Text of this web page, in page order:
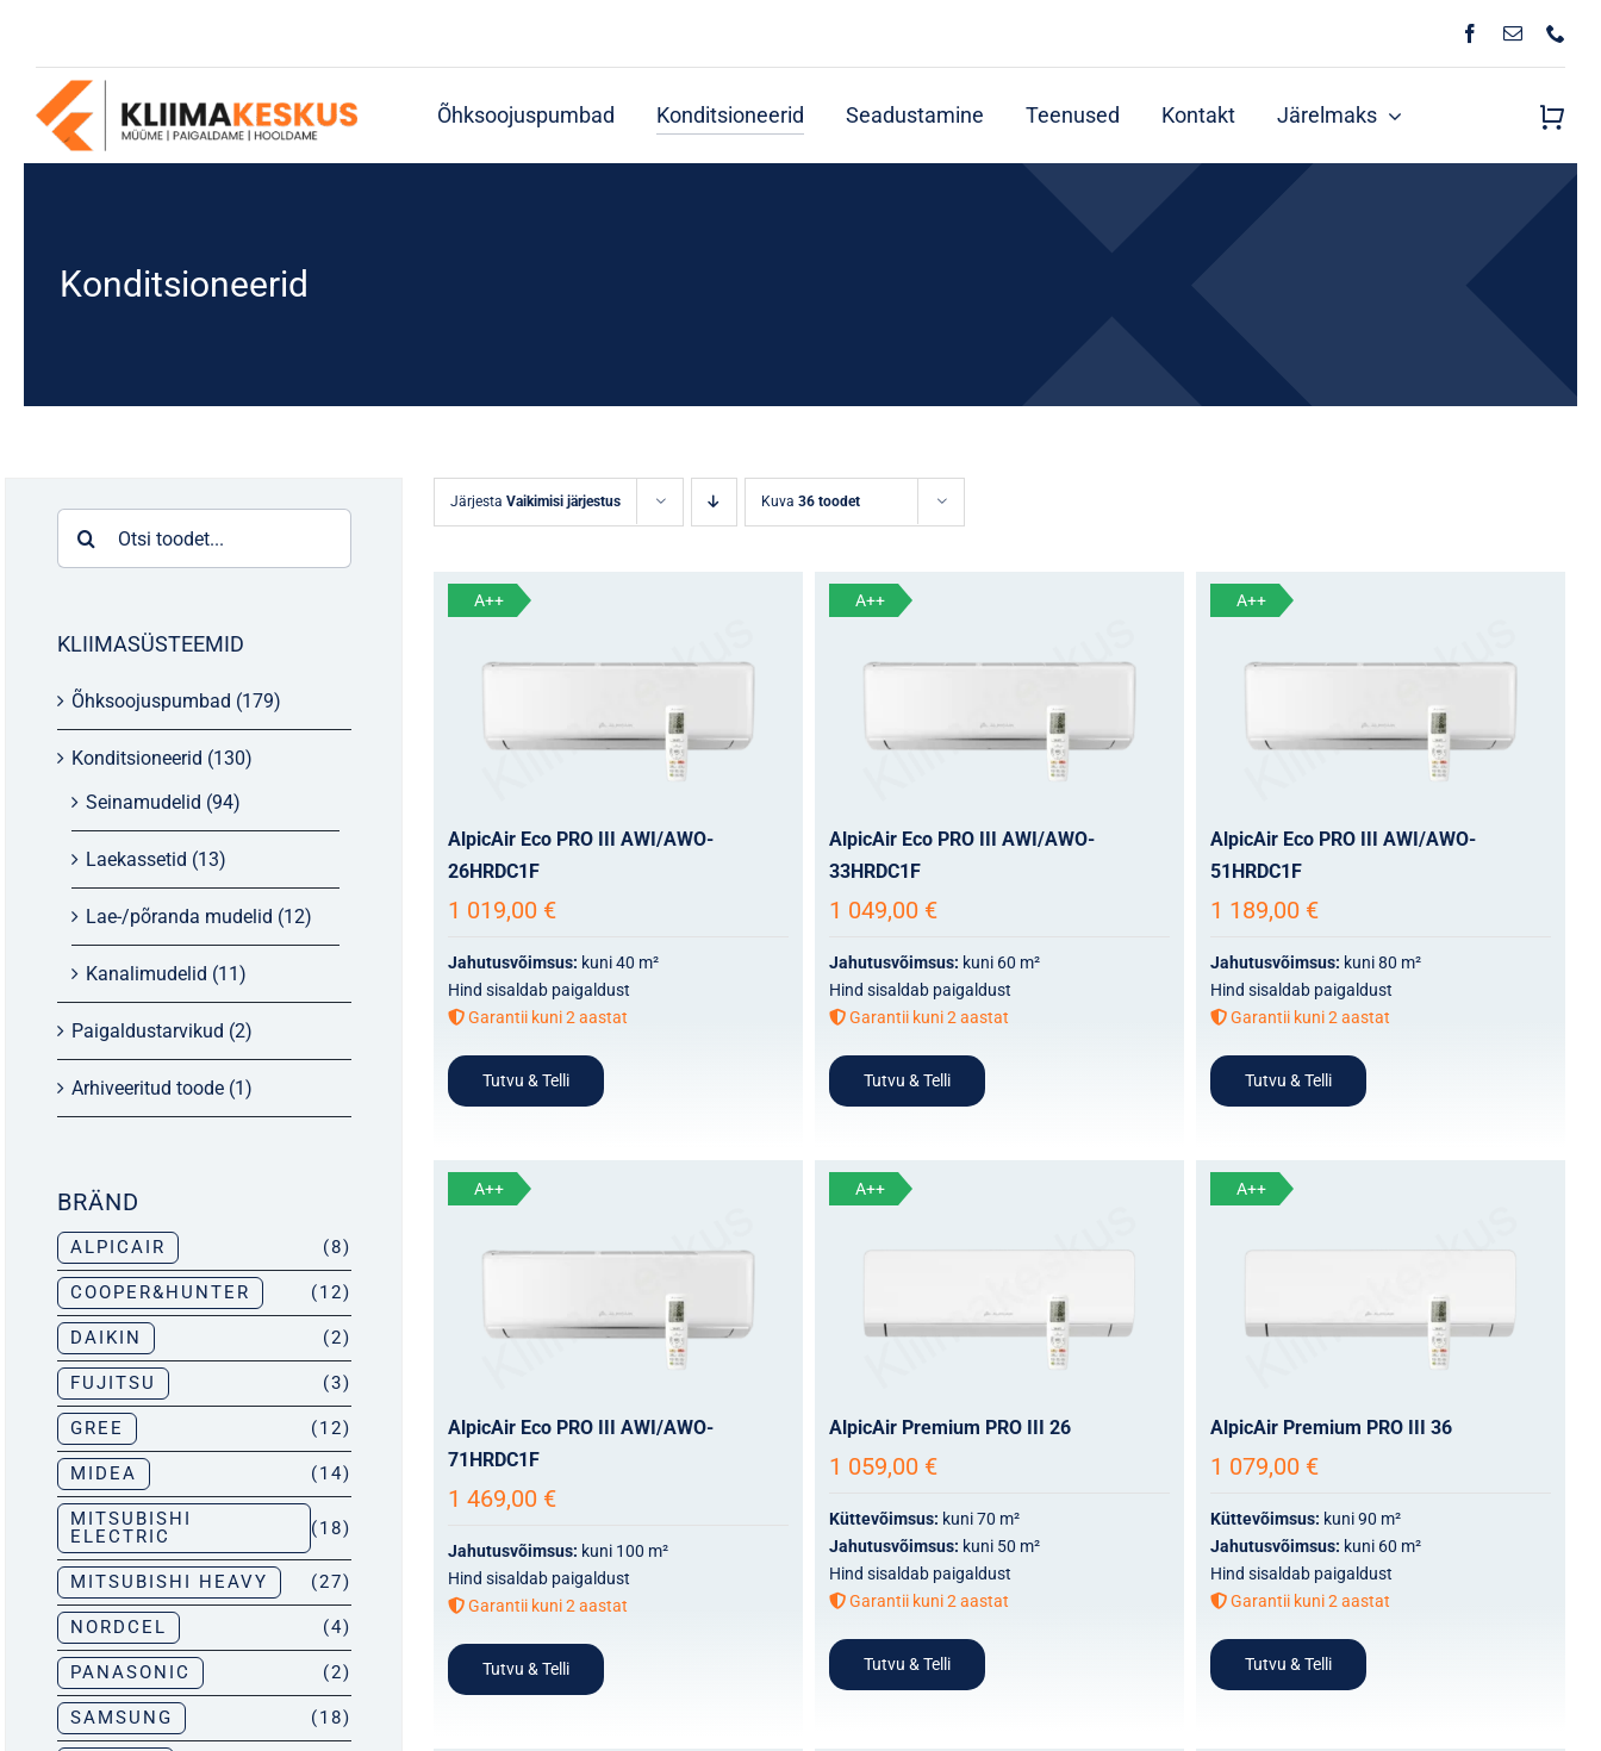
Õhksoojuspumbad Konditsioneerid Seadustamine Teenused Kontakt Järelmaks
Konditsioneerid
KLIIMASÜSTEEMID
Õhksoojuspumbad (179)
Konditsioneerid (130)
Seinamudelid (94)
Laekassetid (13)
Lae-/põranda mudelid (12)
Kanalimudelid (11)
Paigaldustarvikud (2)
Arhiveeritud toode (1)
BRÄND
ALPICAIR (8)
COOPER&HUNTER (12)
DAIKIN (2)
FUJITSU (3)
GREE (12)
MIDEA (14)
MITSUBISHI
ELECTRIC
(18)
MITSUBISHI HEAVY (27)
NORDCEL (4)
PANASONIC (2)
SAMSUNG (18)
Järjesta Vaikimisi järjestus Kuva 36 toodet
AlpicAir Eco PRO III AWI/AWO-
26HRDC1F
1 019,00 €
Jahutusvõimsus: kuni 40 m²
Hind sisaldab paigaldust
A++
Garantii kuni 2 aastat
Tutvu & Telli
AlpicAir Eco PRO III AWI/AWO-
33HRDC1F
1 049,00 €
Jahutusvõimsus: kuni 60 m²
Hind sisaldab paigaldust
A++
Garantii kuni 2 aastat
Tutvu & Telli
AlpicAir Eco PRO III AWI/AWO-
51HRDC1F
1 189,00 €
Jahutusvõimsus: kuni 80 m²
Hind sisaldab paigaldust
A++
Garantii kuni 2 aastat
Tutvu & Telli
AlpicAir Eco PRO III AWI/AWO-
71HRDC1F
1 469,00 €
Jahutusvõimsus: kuni 100 m²
Hind sisaldab paigaldust
A++
Garantii kuni 2 aastat
Tutvu & Telli
AlpicAir Premium PRO III 26
1 059,00 €
Küttevõimsus: kuni 70 m²
Jahutusvõimsus: kuni 50 m²
Hind sisaldab paigaldust
A++
Garantii kuni 2 aastat
Tutvu & Telli
AlpicAir Premium PRO III 36
1 079,00 €
Küttevõimsus: kuni 90 m²
Jahutusvõimsus: kuni 60 m²
Hind sisaldab paigaldust
A++
Garantii kuni 2 aastat
Tutvu & Telli